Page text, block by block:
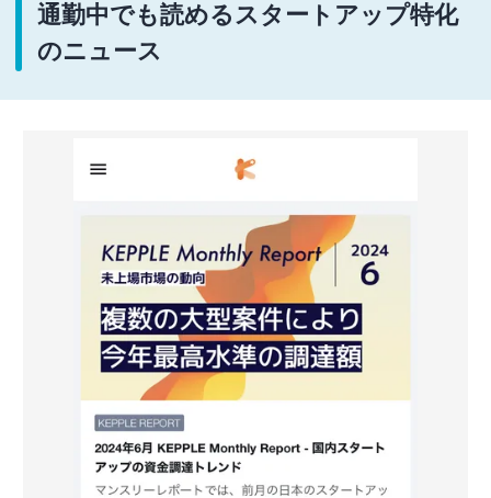
通勤中でも読めるスタートアップ特化
のニュース